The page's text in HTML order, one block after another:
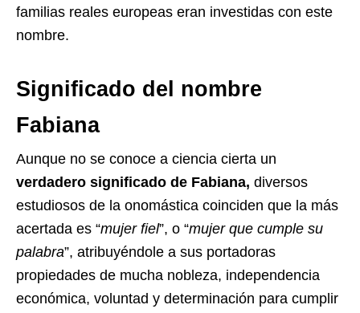
familias reales europeas eran investidas con este
nombre.
Significado del nombre
Fabiana
Aunque no se conoce a ciencia cierta un
verdadero significado de Fabiana, diversos
estudiosos de la onomástica coinciden que la más
acertada es “mujer fiel”, o “mujer que cumple su
palabra”, atribuyéndole a sus portadoras
propiedades de mucha nobleza, independencia
económica, voluntad y determinación para cumplir